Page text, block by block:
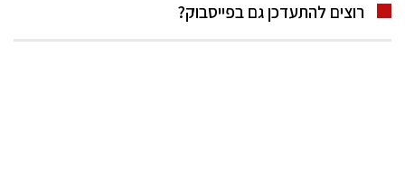
רוצים להתעדכן גם בפייסבוק?